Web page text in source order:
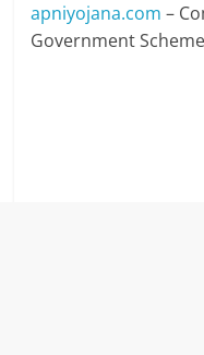
apniyojana.com –
Government Scheme